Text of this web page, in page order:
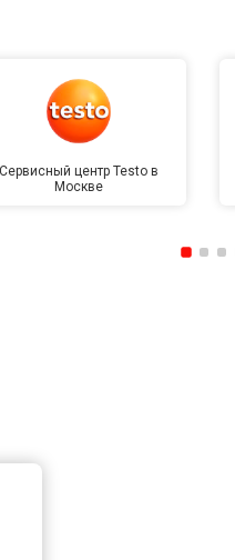
Сервисный центр Testo в
Москве